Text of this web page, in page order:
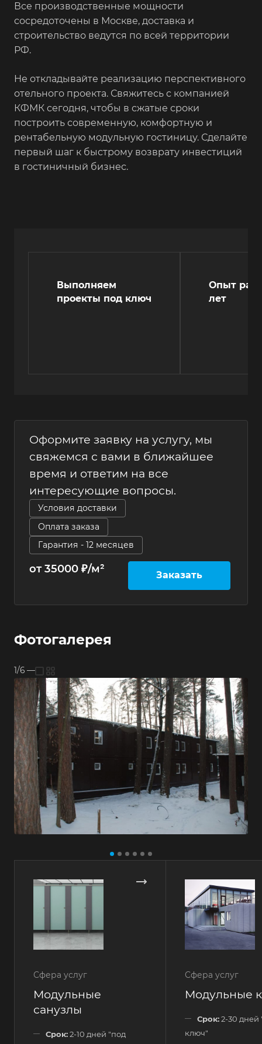
Все производственные мощности
сосредоточены в Москве, доставка и
строительство ведутся по всей территории
РФ.
Не откладывайте реализацию перспективного
отельного проекта. Свяжитесь с компанией
КФМК сегодня, чтобы в сжатые сроки
построить современную, комфортную и
рентабельную модульную гостиницу. Сделайте
первый шаг к быстрому возврату инвестиций
в гостиничный бизнес.
Выполняем
проекты под ключ
Опыт
лет
Оформите заявку на услугу, мы
свяжемся с вами в ближайшее
время и ответим на все
интересующие вопросы.
Условия доставки
Оплата заказа
Гарантия - 12 месяцев
от 35000 ₽/м² Заказать
Фотогалерея
1/6 —
Сфера услуг
Модульные
санузлы
Срок:2-10 дней "под
Сфера услуг
Модульные
Срок:2-30 дней
ключ"